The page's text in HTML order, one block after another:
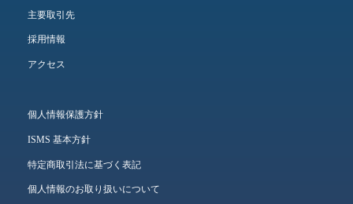
主要取引先
採用情報
アクセス
個人情報保護方針
ISMS 基本方針
特定商取引法に基づく表記
個人情報のお取り扱いについて